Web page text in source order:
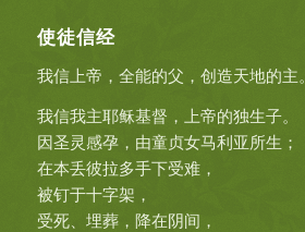
使徒信经
我信上帝，全能的父，创造天地的主。
我信我主耶稣基督，上帝的独生子。
因圣灵感孕，由童贞女马利亚所生；
在本丢彼拉多手下受难，
被钉于十字架，
受死、埋葬，降在阴间，